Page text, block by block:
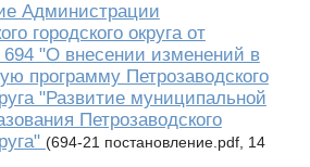
Администрации
городского округа от
"О внесении изменений в
программу Петрозаводского
"Развитие муниципальной
Петрозаводского
(694-21 постановление.pdf, 14